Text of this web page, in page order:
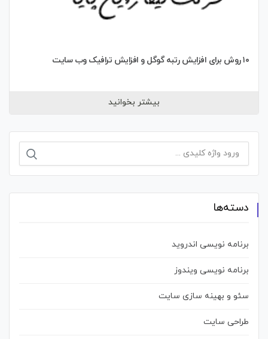
بیشتر بخوانید
برای:
دسته‌ها
برنامه نویسی اندروید
برنامه نویسی ویندوز
سئو و بهینه سازی سایت
طراحی سایت